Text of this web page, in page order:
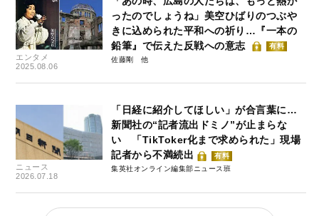
エンタメ
2025.08.06
ったのでしょうね」美空ひばりのつぶや
きに込められた平和への祈り…『一本の
鉛筆』で伝えた反戦への意志
有料
佐藤剛
ニュース
2026.07.18
「日経に紹介してほしい」が合言葉に…
新聞社の“記者流出ドミノ”が止まらな
い 「TikToker化まで求められた」現場
記者から不満続出
有料
集英社オンライン編集部ニュース班